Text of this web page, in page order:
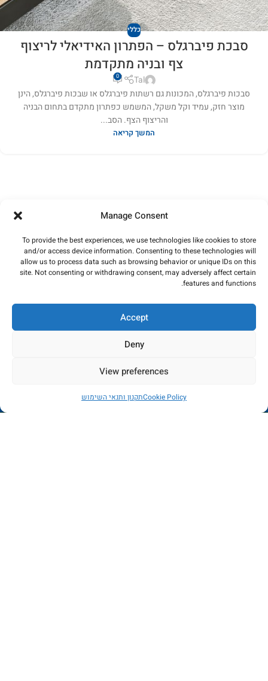
Manage Consent
To provide the best experiences, we use technologies like cookies to store
and/or access device information. Consenting to these technologies will
allow us to process data such as browsing behavior or unique IDs on this
site. Not consenting or withdrawing consent, may adversely affect certain
features and functions.
Accept
Deny
View preferences
Cookie Policyתקנון ותנאי השימוש
ותשלום יבוצע, הכסף יוחזר באופן מיידי. עמכם הסליחה
כללי
סבכת פיברגלס – הפתרון האידיאלי לריצוף
צף ובניה מתקדמת
Tal
0
סבכות פיברגלס, המכונות גם רשתות פיברגלס או שבכות פיברגלס, הינן
מוצר חזק, עמיד וקל משקל, המשמש כפתרון מתקדם בתחום הבניה
והריצוף הצף. הסב...
המשך קריאה
ייבוא ושיווק פרופילי אלומיניום, פליז ונירוסטה ומתן פתרונות גמר מתקדמים